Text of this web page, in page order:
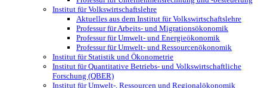
Institut für Volkswirtschaftslehre
Aktuelles aus dem Institut für Volkswirtschaftslehre
Professur für Arbeits- und Migrationsökonomik
Professur für Umwelt- und Energieökonomik
Professur für Umwelt- und Ressourcenökonomik
Institut für Statistik und Ökonometrie
Institut für Quantitative Betriebs- und Volkswirtschaftliche
Forschung (QBER)
Institut für Umwelt-, Ressourcen und Regionalökonomik